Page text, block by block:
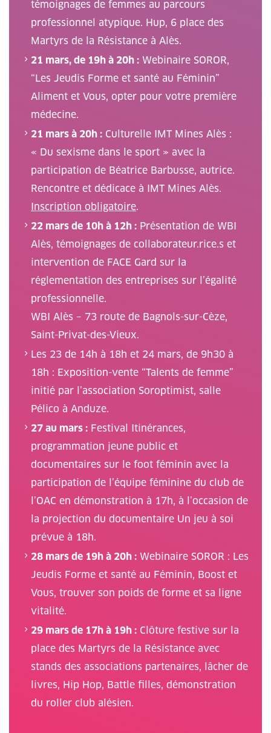
témoignages de femmes au parcours
professionnel atypique. Hup, 6 place des
Martyrs de la Résistance à Alès.
21 mars, de 19h à 20h : Webinaire SOROR,
“Les Jeudis Forme et santé au Féminin”
Aliment et Vous, opter pour votre première
médecine.
21 mars à 20h : Culturelle IMT Mines Alès :
« Du sexisme dans le sport » avec la
participation de Béatrice Barbusse, autrice.
Rencontre et dédicace à IMT Mines Alès.
Inscription obligatoire.
22 mars de 10h à 12h : Présentation de WBI
Alès, témoignages de collaborateur.rice.s et
intervention de FACE Gard sur la
réglementation des entreprises sur l’égalité
professionnelle.
WBI Alès – 73 route de Bagnols-sur-Cèze,
Saint-Privat-des-Vieux.
Les 23 de 14h à 18h et 24 mars, de 9h30 à
18h : Exposition-vente “Talents de femme”
initié par l’association Soroptimist, salle
Pélico à Anduze.
27 au mars : Festival Itinérances,
programmation jeune public et
documentaires sur le foot féminin avec la
participation de l’équipe féminine du club de
l’OAC en démonstration à 17h, à l’occasion de
la projection du documentaire Un jeu à soi
prévue à 18h.
28 mars de 19h à 20h : Webinaire SOROR : Les
Jeudis Forme et santé au Féminin, Boost et
Vous, trouver son poids de forme et sa ligne
vitalité.
29 mars de 17h à 19h : Clôture festive sur la
place des Martyrs de la Résistance avec
stands des associations partenaires, lâcher de
livres, Hip Hop, Battle filles, démonstration
du roller club alésien.